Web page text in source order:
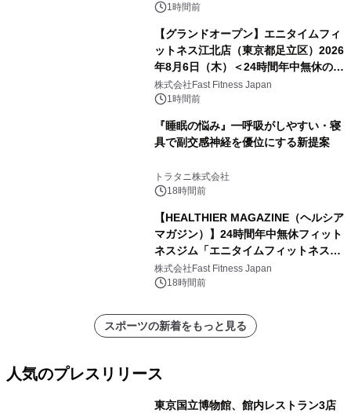
1時間前
【グランドオープン】エニタイムフィ
ットネス江北店（東京都足立区）2026
年8月6日（木）＜24時間年中無休のフ
ィットネスジム＞
株式会社Fast Fitness Japan
1時間前
『睡眠の悩み』━呼吸がしやすい・寝
具で副交感神経を優位にする新提案
トラタニ株式会社
18時間前
【HEALTHIER MAGAZINE（ヘルシア
マガジン）】24時間年中無休フィット
ネスジム「エニタイムフィットネス」
のウェブマガジン更新中！ ＜世界
6,000店舗目は、東京・西小山に。エ
を聞きました。＞
株式会社Fast Fitness Japan
18時間前
スポーツの新着をもっと見る
人気のプレスリリース
東京国立博物館、館内レストラン3店